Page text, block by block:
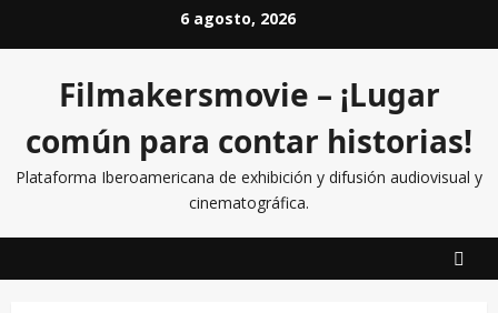
6 agosto, 2026
Filmakersmovie – ¡Lugar
común para contar historias!
Plataforma Iberoamericana de exhibición y difusión audiovisual y
cinematográfica.